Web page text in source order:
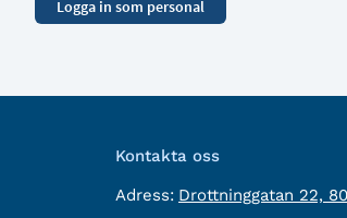
Kontakta oss
Adress: besöksadress:
Drottninggatan 22,